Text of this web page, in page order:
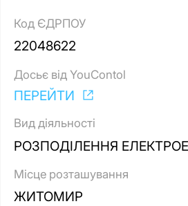
Код ЄДРПОУ
22048622
Досьє від YouContol
ПЕРЕЙТИ
Вид діяльності
РОЗПОДІЛЕННЯ
Місце розташування
ЖИТОМИР